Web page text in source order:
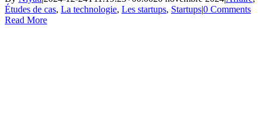
Études de cas, La technologie, Les startups, Startups|0 Comments
Read More